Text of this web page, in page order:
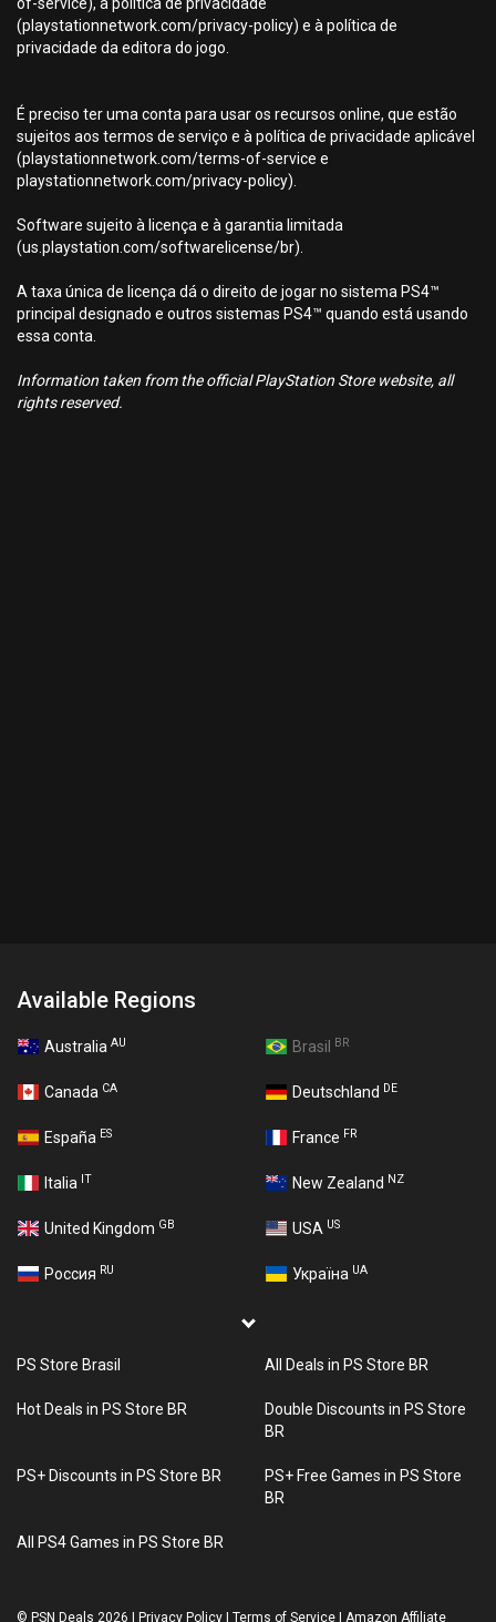
(playstationnetwork.com/privacy-policy) e à política de
privacidade da editora do jogo.
É preciso ter uma conta para usar os recursos online, que estão
sujeitos aos termos de serviço e à política de privacidade aplicável
(playstationnetwork.com/terms-of-service e
playstationnetwork.com/privacy-policy).
Software sujeito à licença e à garantia limitada
(us.playstation.com/softwarelicense/br).
A taxa única de licença dá o direito de jogar no sistema PS4™
principal designado e outros sistemas PS4™ quando está usando
essa conta.
Information taken from the official PlayStation Store website, all
rights reserved.
Available Regions
Australia AU Brasil BR
Canada CA Deutschland DE
España ES France FR
Italia IT New Zealand NZ
United Kingdom GB USA US
Россия RU Україна UA
PS Store Brasil All Deals in PS Store BR
Hot Deals in PS Store BR
Double Discounts in PS Store
BR
PS+ Discounts in PS Store BR
PS+ Free Games in PS Store
BR
All PS4 Games in PS Store BR
© PSN Deals 2026 Privacy Policy Terms of Service Amazon Affiliate